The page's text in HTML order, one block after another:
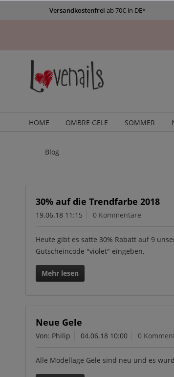
Versandkostenfrei ab 70€ in DE*
HOME OMBRE GELE SOMMER
Blog
30% auf die Trendfarbe 2018
19.06.18 11:15 0 Kommentare
Heute gibt es satte 30% Rabatt auf 9
Gutscheincode "violet" eingeben.
Mehr lesen
Neue Gele
Von: Philip 04.06.18 10:00 0
Alle Modellage Gele sind neu und es